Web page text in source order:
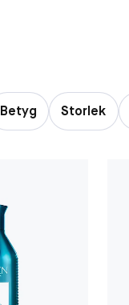
Betyg Storlek